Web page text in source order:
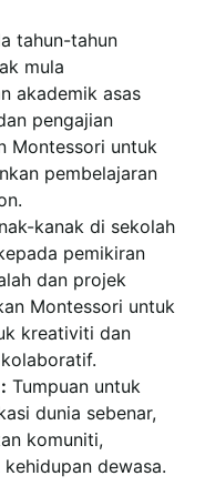
tahun-tahun
mula
akademik asas
pengajian
Montessori untuk
pembelajaran
kanak di sekolah
pemikiran
dan projek
Montessori untuk
kreativiti dan
Tumpuan untuk
dunia sebenar,
komuniti,
dewasa.